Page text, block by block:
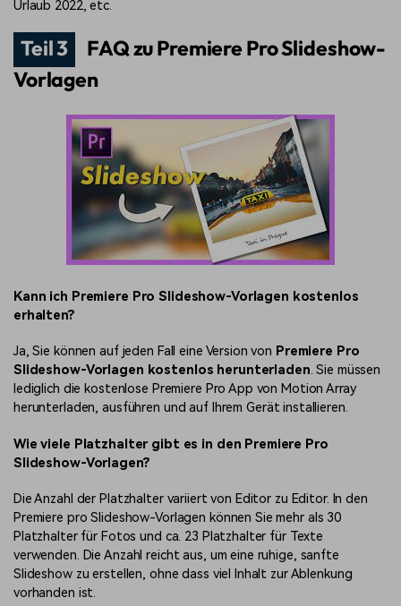
Urlaub 2022, etc.
Teil 3
FAQ zu Premiere Pro Slideshow-
Vorlagen
Kann ich Premiere Pro Slideshow-Vorlagen kostenlos
erhalten?
Ja, Sie können auf jeden Fall eine Version von Premiere Pro
Slideshow-Vorlagen kostenlos herunterladen. Sie müssen
lediglich die kostenlose Premiere Pro App von Motion Array
herunterladen, ausführen und auf Ihrem Gerät installieren.
Wie viele Platzhalter gibt es in den Premiere Pro
Slideshow-Vorlagen?
Die Anzahl der Platzhalter variiert von Editor zu Editor. In den
Premiere pro Slideshow-Vorlagen können Sie mehr als 30
Platzhalter für Fotos und ca. 23 Platzhalter für Texte
verwenden. Die Anzahl reicht aus, um eine ruhige, sanfte
Slideshow zu erstellen, ohne dass viel Inhalt zur Ablenkung
vorhanden ist.